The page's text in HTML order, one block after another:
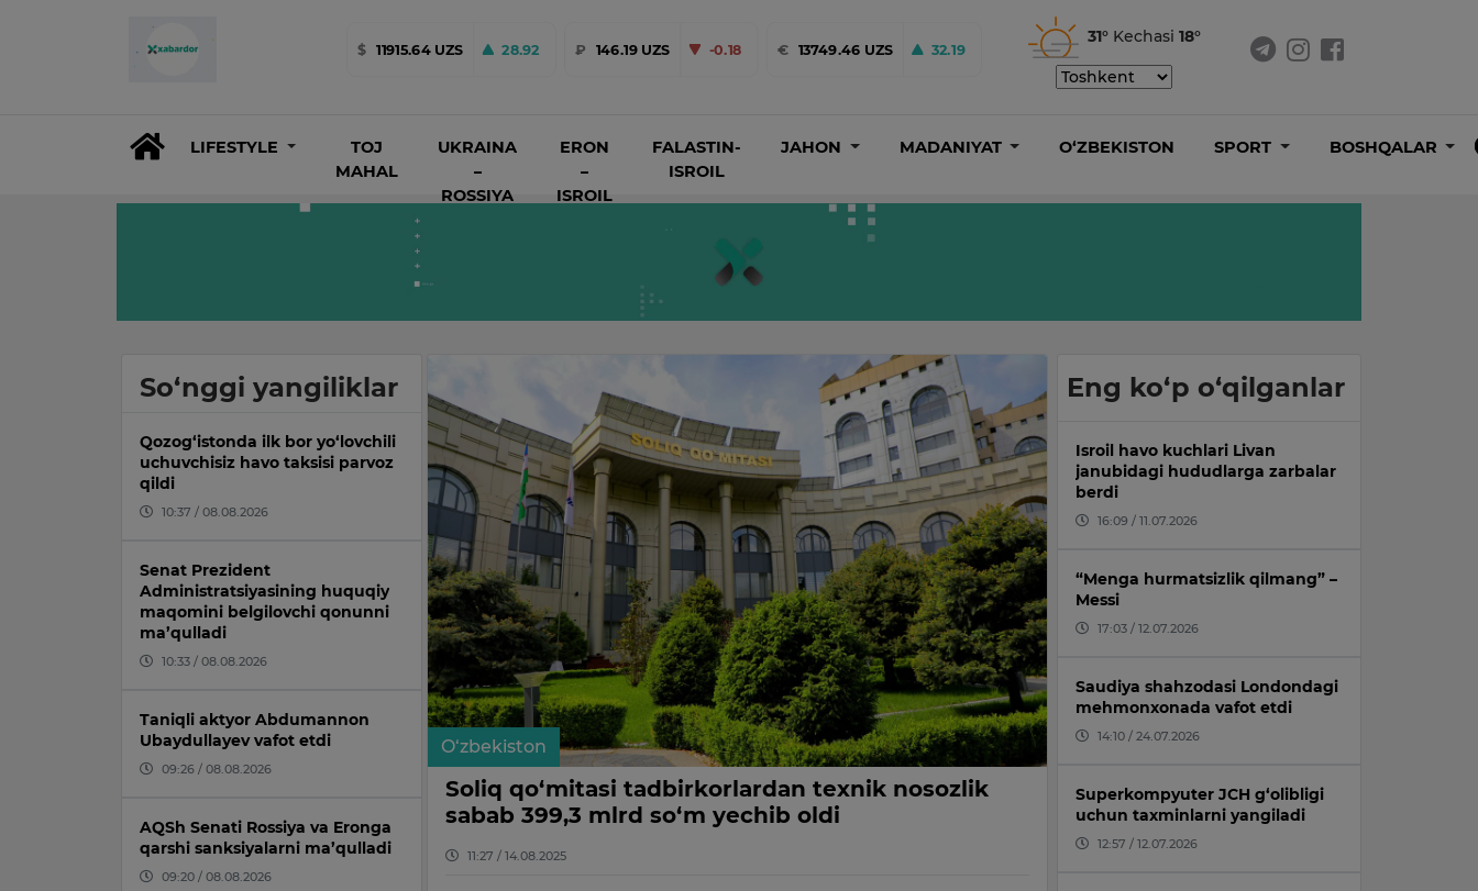
$ 11915.64 UZS 28.92 ₽ 146.19 UZS -0.18 € 13749.46 UZS 32.19
31° Kechasi 18°
LIFESTYLE
TOJ
MAHAL
UKRAINA
–
ROSSIYA
ERON
–
ISROIL
FALASTIN-
ISROIL
JAHON MADANIYAT O‘ZBEKISTON SPORT BOSHQALAR
So‘nggi yangiliklar
Qozog‘istonda ilk bor yo‘lovchili
uchuvchisiz havo taksisi parvoz
qildi
10:37 / 08.08.2026
Senat Prezident
Administratsiyasining huquqiy
maqomini belgilovchi qonunni
ma’qulladi
10:33 / 08.08.2026
Taniqli aktyor Abdumannon
Ubaydullayev vafot etdi
09:26 / 08.08.2026
AQSh Senati Rossiya va Eronga
qarshi sanksiyalarni ma’qulladi
09:20 / 08.08.2026
O‘zbekiston
Soliq qo‘mitasi tadbirkorlardan texnik nosozlik
sabab 399,3 mlrd so‘m yechib oldi
11:27 / 14.08.2025
Eng ko‘p o‘qilganlar
Isroil havo kuchlari Livan
janubidagi hududlarga zarbalar
berdi
16:09 / 11.07.2026
“Menga hurmatsizlik qilmang” –
Messi
17:03 / 12.07.2026
Saudiya shahzodasi Londondagi
mehmonxonada vafot etdi
14:10 / 24.07.2026
Superkompyuter JCH g‘olibligi
uchun taxminlarni yangiladi
12:57 / 12.07.2026